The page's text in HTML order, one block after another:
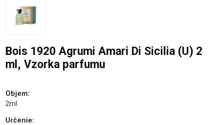
Bois 1920 Agrumi Amari Di Sicilia (U) 2
ml, Vzorka parfumu
Objem:
2ml
Určenie: